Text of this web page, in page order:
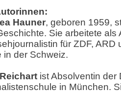
Hauner, geboren 1959,
Sie arbeitete als
für ZDF, ARD
in der Schweiz.
ist Absolventin der
in München.